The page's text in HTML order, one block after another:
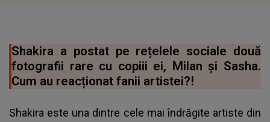
Shakira a postat pe rețelele sociale două
fotografii rare cu copiii ei, Milan și Sasha.
Cum au reacționat fanii artistei?!
Shakira este una dintre cele mai îndrăgite artiste din